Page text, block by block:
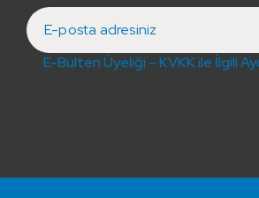
E-Bülten Üyeliği – KVKK ile İlgili